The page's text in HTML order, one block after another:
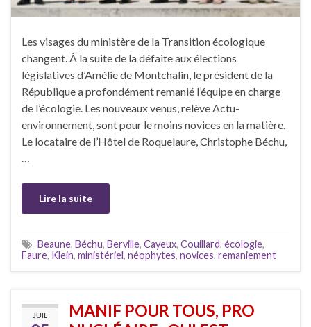
Les visages du ministère de la Transition écologique
changent. À la suite de la défaite aux élections
législatives d’Amélie de Montchalin, le président de la
République a profondément remanié l’équipe en charge
de l’écologie. Les nouveaux venus, relève Actu-
environnement, sont pour le moins novices en la matière.
Le locataire de l’Hôtel de Roquelaure, Christophe Béchu,
…
Lire la suite
Beaune, Béchu, Berville, Cayeux, Couillard, écologie,
Faure, Klein, ministériel, néophytes, novices, remaniement
JUIL
MANIF POUR TOUS, PRO